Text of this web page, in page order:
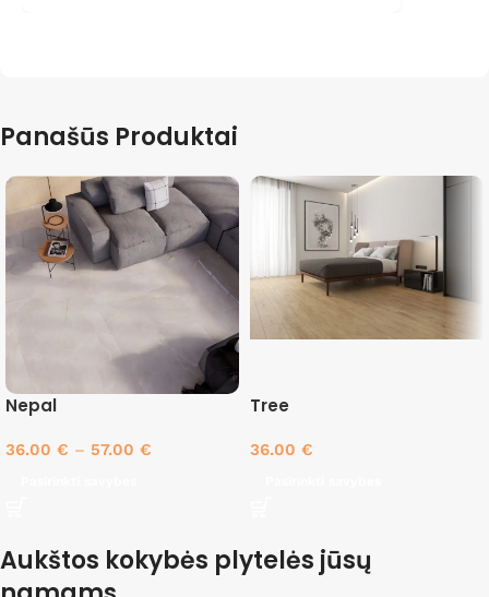
Panašūs Produktai
Nepal
36.00 € – 57.00 €
Tree
36.00 €
Aukštos kokybės plytelės jūsų